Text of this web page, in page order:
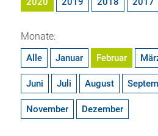
Monate:
Alle Januar Februar
Juni Juli August
November Dezember